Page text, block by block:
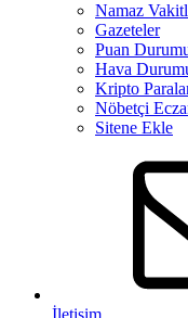
Namaz
Gazeteler
Puan
Hava
Kripto
Nöbetçi
Sitene Ekle
İletişim